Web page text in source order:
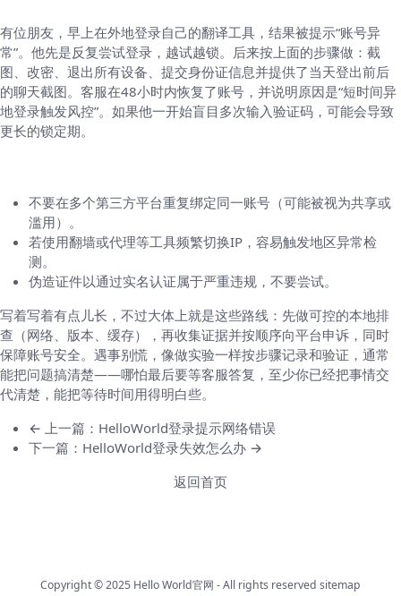
有位朋友，早上在外地登录自己的翻译工具，结果被提示“账号异
常”。他先是反复尝试登录，越试越锁。后来按上面的步骤做：截
图、改密、退出所有设备、提交身份证信息并提供了当天登出前后
的聊天截图。客服在48小时内恢复了账号，并说明原因是“短时间异
地登录触发风控”。如果他一开始盲目多次输入验证码，可能会导致
更长的锁定期。
不要在多个第三方平台重复绑定同一账号（可能被视为共享或
滥用）。
若使用翻墙或代理等工具频繁切换IP，容易触发地区异常检
测。
伪造证件以通过实名认证属于严重违规，不要尝试。
写着写着有点儿长，不过大体上就是这些路线：先做可控的本地排
查（网络、版本、缓存），再收集证据并按顺序向平台申诉，同时
保障账号安全。遇事别慌，像做实验一样按步骤记录和验证，通常
能把问题搞清楚——哪怕最后要等客服答复，至少你已经把事情交
代清楚，能把等待时间用得明白些。
← 上一篇：HelloWorld登录提示网络错误
下一篇：HelloWorld登录失效怎么办 →
返回首页
Copyright © 2025 Hello World官网 - All rights reserved sitemap